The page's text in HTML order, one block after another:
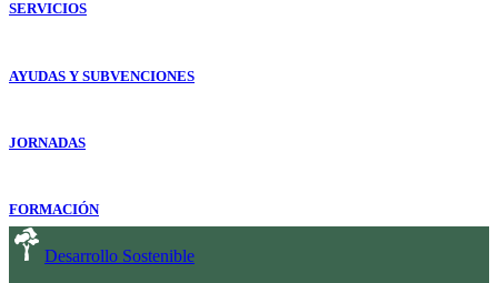
SERVICIOS
AYUDAS Y SUBVENCIONES
JORNADAS
FORMACIÓN
Desarrollo Sostenible